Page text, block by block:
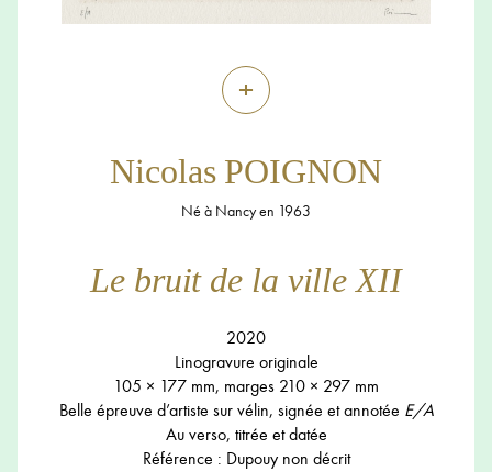
+
Nicolas POIGNON
Né à Nancy en 1963
Le bruit de la ville XII
2020
Linogravure originale
105 × 177 mm, marges 210 × 297 mm
Belle épreuve d’artiste sur vélin, signée et annotée E/A
Au verso, titrée et datée
Référence : Dupouy non décrit